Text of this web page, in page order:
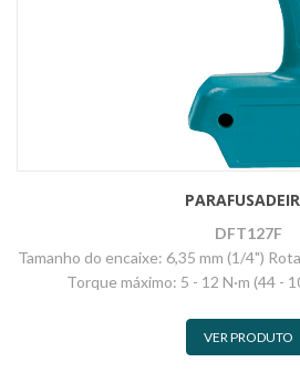
DFT127F
Tamanho do encaixe: 6,35 mm (1/4")
Torque máximo: 5 - 12 N·m (44 -
VER PRODUTO